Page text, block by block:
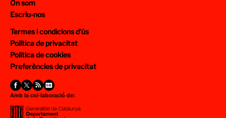
On som
Escriu-nos
Termes i condicions d’ús
Política de privacitat
Política de cookies
Preferències de privacitat
Amb la col·laboració de: